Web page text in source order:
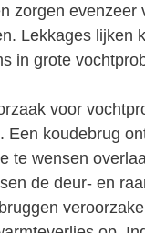
zorgen evenzeer
Lekkages lijken
in grote
voor
Een koudebrug
te wensen
de deur- en